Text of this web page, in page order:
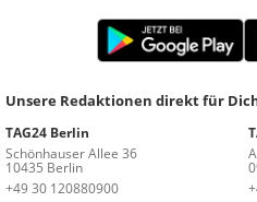
Unsere Redaktionen direkt für
TAG24 Berlin
Schönhauser Allee 36
10435 Berlin
+49 30 120880900